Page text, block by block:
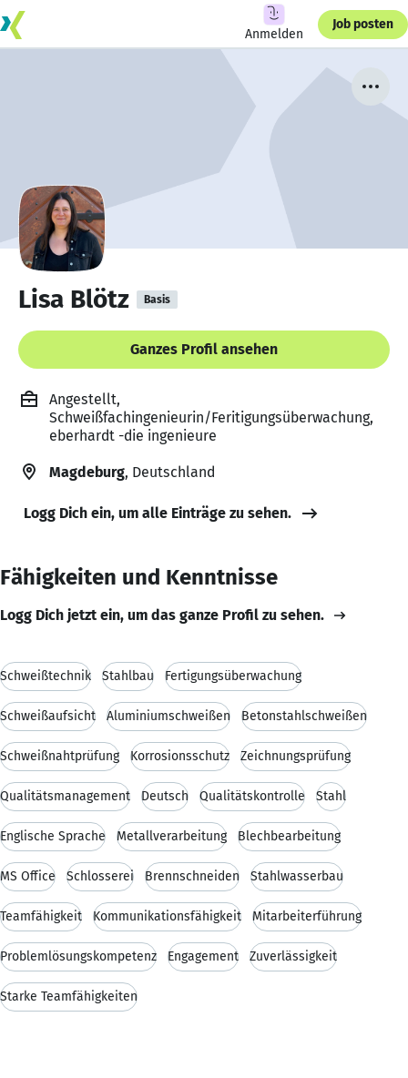
Anmelden
Job posten
Lisa Blötz Basis
Ganzes Profil ansehen
Angestellt,
Schweißfachingenieurin/Feritigungsüberwachung,
eberhardt -die ingenieure
Magdeburg, Deutschland
Logg Dich ein, um alle Einträge zu sehen.
Fähigkeiten und Kenntnisse
Logg Dich jetzt ein, um das ganze Profil zu sehen.
Schweißtechnik Stahlbau Fertigungsüberwachung
Schweißaufsicht Aluminiumschweißen Betonstahlschweißen
Schweißnahtprüfung Korrosionsschutz Zeichnungsprüfung
Qualitätsmanagement Deutsch Qualitätskontrolle Stahl
Englische Sprache Metallverarbeitung Blechbearbeitung
MS Office Schlosserei Brennschneiden Stahlwasserbau
Teamfähigkeit Kommunikationsfähigkeit Mitarbeiterführung
Problemlösungskompetenz Engagement Zuverlässigkeit
Starke Teamfähigkeiten